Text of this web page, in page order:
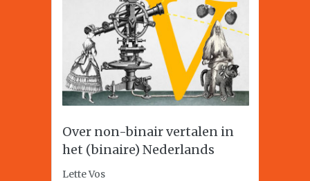
Over non-binair vertalen in
het (binaire) Nederlands
Lette Vos